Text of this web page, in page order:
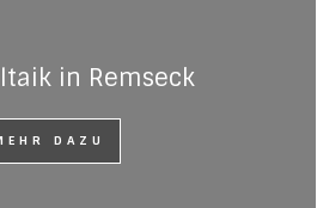
in Remseck
DAZU